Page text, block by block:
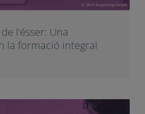
l’ésser: Una
la formació integral